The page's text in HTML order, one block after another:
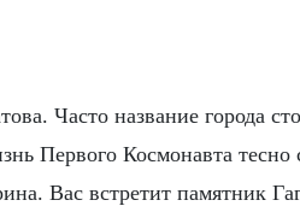
Часто название города
Первого Космонавта тесно
Вас встретит памятник